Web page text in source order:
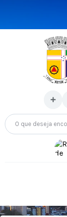
O que deseja